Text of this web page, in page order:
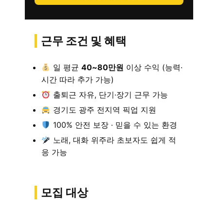
근무 조건 및 혜택
일 평균 40~80만원 이상 수익 (능력·
시간 따라 추가 가능)
출퇴근 자유, 단기·장기 근무 가능
경기도 광주 전지역 픽업 지원
100% 안전 보장 · 믿을 수 있는 환경
노래, 대화 위주라 초보자도 쉽게 적
응 가능
모집 대상